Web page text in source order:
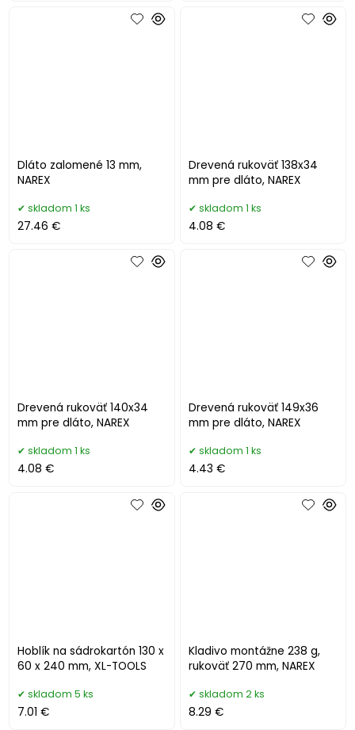
Dláto zalomené 13 mm,
NAREX
skladom 1 ks
27.46 €
Drevená rukoväť 138x34
mm pre dláto, NAREX
skladom 1 ks
4.08 €
Drevená rukoväť 140x34
mm pre dláto, NAREX
skladom 1 ks
4.08 €
Drevená rukoväť 149x36
mm pre dláto, NAREX
skladom 1 ks
4.43 €
Hoblík na sádrokartón 130 x
60 x 240 mm, XL-TOOLS
skladom 5 ks
7.01 €
Kladivo montážne 238 g,
rukoväť 270 mm, NAREX
skladom 2 ks
8.29 €